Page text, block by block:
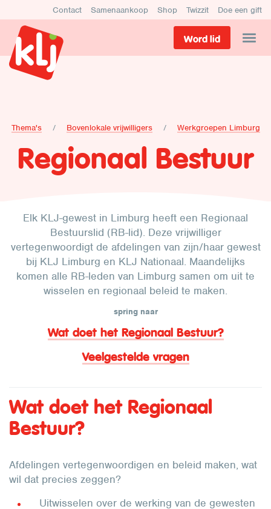
Contact Samenaankoop Shop Twizzit Doe een gift
Word lid
Thema's Bovenlokale vrijwilligers Werkgroepen Limburg
Regionaal Bestuur
Elk KLJ-gewest in Limburg heeft een Regionaal
Bestuurslid (RB-lid). Deze vrijwilliger
vertegenwoordigt de afdelingen van zijn/haar gewest
bij KLJ Limburg en KLJ Nationaal. Maandelijks
komen alle RB-leden van Limburg samen om uit te
wisselen en regionaal beleid te maken.
spring naar
Wat doet het Regionaal Bestuur?
Veelgestelde vragen
Wat doet het Regionaal
Bestuur?
Afdelingen vertegenwoordigen en beleid maken, wat
wil dat precies zeggen?
Uitwisselen over de werking van de gewesten